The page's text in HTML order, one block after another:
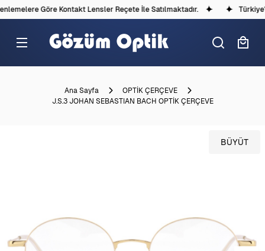
Göre Kontakt Lensler Reçete İle Satılmaktadır.
Ana Sayfa
OPTİK ÇERÇEVE
J.S.3 JOHAN SEBASTIAN BACH OPTİK ÇERÇEVE
BÜYÜT